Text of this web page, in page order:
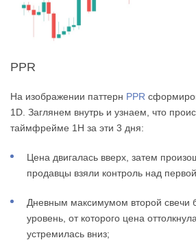
PPR
На изображении паттерн PPR
1D. Заглянем внутрь и узнаем, что
таймфрейме 1H за эти 3 дня:
Цена двигалась вверх, затем
продавцы взяли контроль над
Дневным максимумом второй свечи
уровень, от которого цена
устремилась вниз;